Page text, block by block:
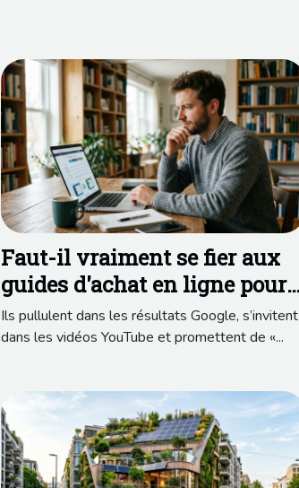
Faut-il vraiment se fier aux
guides d'achat en ligne pour
ses logiciels ?
Ils pullulent dans les résultats Google, s’invitent
dans les vidéos YouTube et promettent de «...